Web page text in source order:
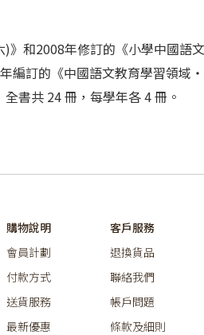
和2008年修訂的《小學中國語
編訂的《中國語文教育學習領域
書共 24 冊，每學年各 4 冊。
購物說明
會員計劃
付款方式
送貨服務
最新優惠
客戶服務
退換貨品
聯絡我們
帳戶問題
條款及細則